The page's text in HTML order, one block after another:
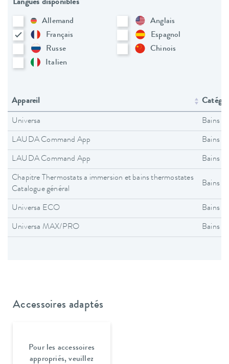
Langues disponibles
Allemand
Anglais
Français
Espagnol
Russe
Chinois
Italien
Appareil
Universa Bains
LAUDA Command App Bains
LAUDA Command App Bains
Chapitre Thermostats a immersion et bains thermostates
Catalogue général
Bains
Universa ECO Bains
Universa MAX/PRO Bains
Accessoires adaptés
Pour les accessoires
appropriés, veuillez